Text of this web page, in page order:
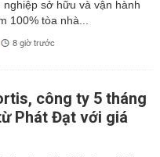
nghiệp sở hữu và vận hành
100% tòa nhà...
8 giờ trước
công ty 5 tháng
Phát Đạt với giá